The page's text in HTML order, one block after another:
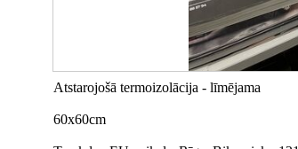
Atstarojošā termoizolācija - līmējama
60x60cm